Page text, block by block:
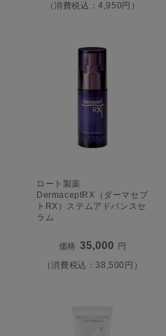
（消費税込：4,950円）
ロート製薬
DermaceptRX（ダーマセプ
トRX）ステムアドバンスセ
ラム
価格 35,000 円
（消費税込：38,500円）